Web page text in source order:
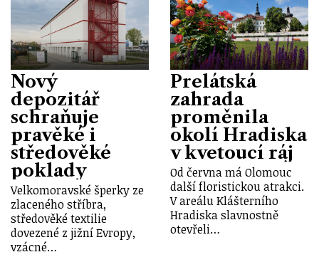
Nový
depozitář
schraňuje
pravěké i
středověké
poklady
Velkomoravské šperky ze
zlaceného stříbra,
středověké textilie
dovezené z jižní Evropy,
vzácné…
Prelátská
zahrada
proměnila
okolí Hradiska
v kvetoucí ráj
Od června má Olomouc
další floristickou atrakci.
V areálu Klášterního
Hradiska slavnostně
otevřeli…